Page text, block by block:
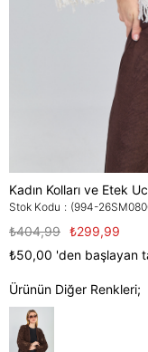
Kadın Kolları ve Etek
Stok Kodu (994-
₺404,99 ₺299,99
₺50,00 'den başlayan
Ürünün Diğer Renkleri;